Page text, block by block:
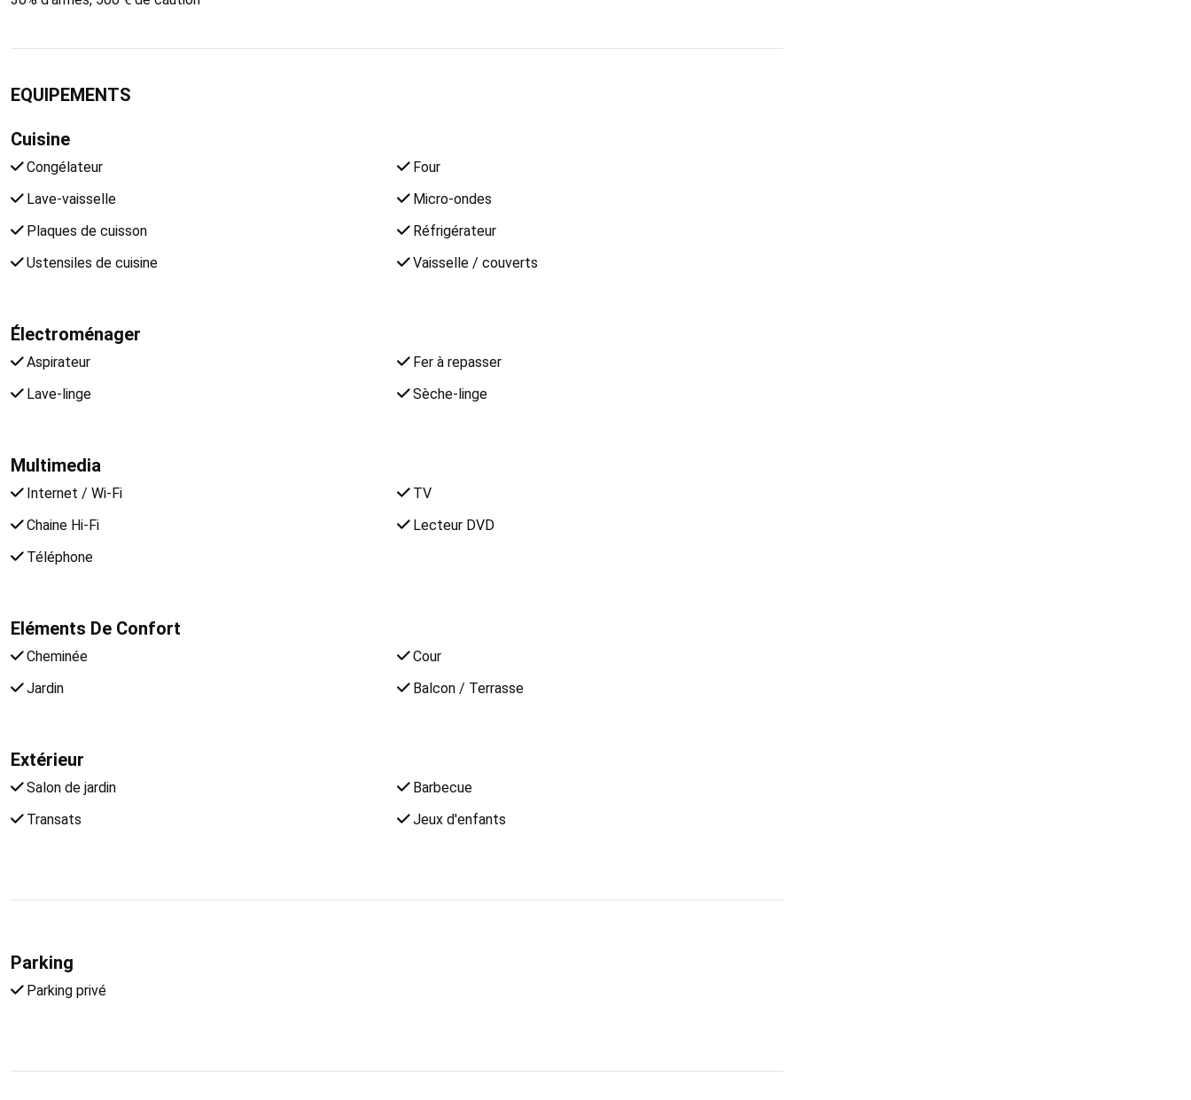
EQUIPEMENTS
Cuisine
Congélateur
Four
Lave-vaisselle
Micro-ondes
Plaques de cuisson
Réfrigérateur
Ustensiles de cuisine
Vaisselle / couverts
Électroménager
Aspirateur
Fer à repasser
Lave-linge
Sèche-linge
Multimedia
Internet / Wi-Fi
TV
Chaine Hi-Fi
Lecteur DVD
Téléphone
Eléments De Confort
Cheminée
Cour
Jardin
Balcon / Terrasse
Extérieur
Salon de jardin
Barbecue
Transats
Jeux d'enfants
Parking
Parking privé